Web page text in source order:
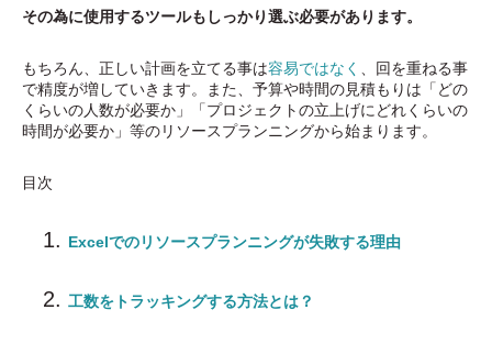
その為に使用するツールもしっかり選ぶ必要があります。
もちろん、正しい計画を立てる事は容易ではなく 、回を重ねる事
で精度が増していきます。また、予算や時間の見積もりは「どの
くらいの人数が必要か」「プロジェクトの立上げにどれくらいの
時間が必要か」等のリソースプランニングから始まります。
目次
Excelでのリソースプランニングが失敗する理由
工数をトラッキングする方法とは？